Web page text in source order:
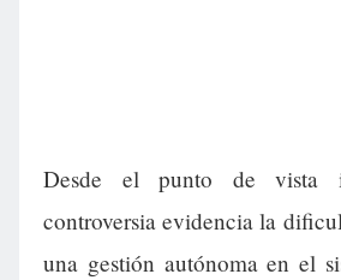
Desde el punto de vista
controversia evidencia la
una gestión autónoma en el